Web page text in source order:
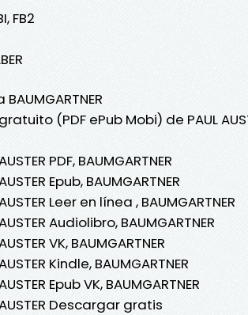
FB2
(PDF ePub Mobi) de PAUL
PDF, BAUMGARTNER
Epub, BAUMGARTNER
Leer en línea , BAUMGARTNER
Audiolibro, BAUMGARTNER
VK, BAUMGARTNER
Kindle, BAUMGARTNER
Epub VK, BAUMGARTNER
Descargar gratis